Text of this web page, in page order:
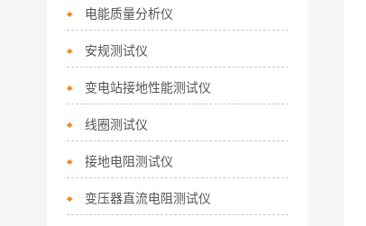
电能质量分析仪
安规测试仪
变电站接地性能测试仪
线圈测试仪
接地电阻测试仪
变压器直流电阻测试仪